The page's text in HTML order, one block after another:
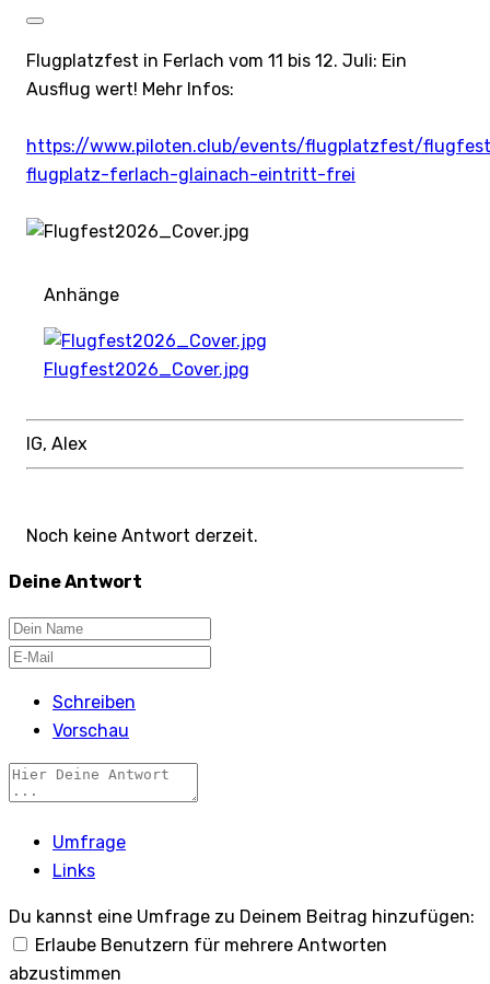
Flugplatzfest in Ferlach vom 11 bis 12. Juli: Ein
Ausflug wert! Mehr Infos:
https://www.piloten.club/events/flugplatzfest/
flugplatz-ferlach-glainach-eintritt-frei
Anhänge
Flugfest2026_Cover.jpg
lG, Alex
Noch keine Antwort derzeit.
Deine Antwort
Schreiben
Vorschau
Umfrage
Links
Du kannst eine Umfrage zu Deinem Beitrag hinzufügen:
Erlaube Benutzern für mehrere Antworten
abzustimmen